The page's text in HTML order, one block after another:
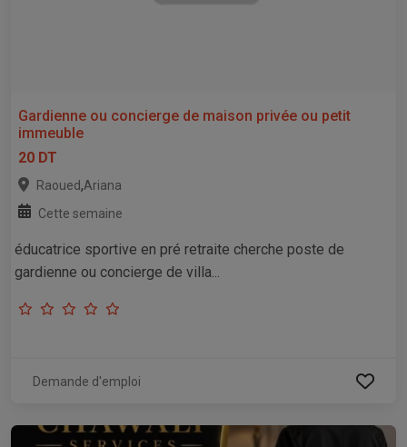
Gardienne ou concierge de maison privée ou petit
immeuble
20 DT
Raoued,Ariana
Cette semaine
éducatrice sportive en pré retraite cherche poste de
gardienne ou concierge de villa...
Demande d'emploi